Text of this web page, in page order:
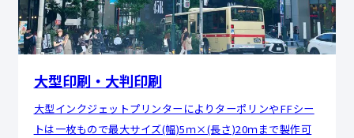
大型印刷・大判印刷
大型インクジェットプリンターによりターポリンやFFシー
トは一枚もので最大サイズ(幅)5ｍ×(長さ)20ｍまで製作可